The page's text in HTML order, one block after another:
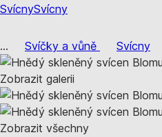
SvícnySvícny
... Svíčky a vůně Svícny
Zobrazit galerii
Zobrazit všechny